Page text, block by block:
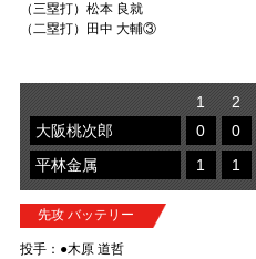
（三塁打）松本 良就
（二塁打）田中 大輔③
1 2
大阪桃次郎
0 0
平林金属
1 1
先攻 バッテリー
投手：●木原 道哲